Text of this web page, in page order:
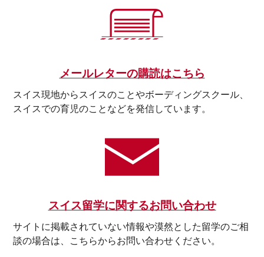
メールレターの購読はこちら
スイス現地からスイスのことやボーディングスクール、
スイスでの育児のことなどを発信しています。
スイス留学に関するお問い合わせ
サイトに掲載されていない情報や漠然とした留学のご相
談の場合は、こちらからお問い合わせください。